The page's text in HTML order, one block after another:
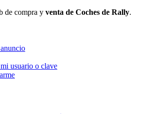
de compra y venta de Coches de Rally.
usuario o clave